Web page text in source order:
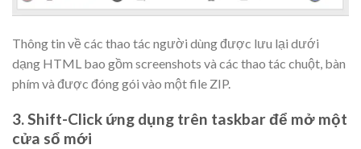
Thông tin về các thao tác người dùng được lưu lại dưới
dạng HTML bao gồm screenshots và các thao tác chuột, bàn
phím và được đóng gói vào một file ZIP.
3. Shift-Click ứng dụng trên taskbar để mở một
cửa sổ mới